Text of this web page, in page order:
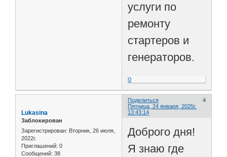
услуги по
ремонту
стартеров и
генераторов.
0
Поделиться
4
Пятница, 24 января, 2025г.
13:43:14
Lukasina
Заблокирован
Зарегистрирован: Вторник, 26 июля,
2022г.
Приглашений: 0
Сообщений: 38
Доброго дня!
Я знаю где